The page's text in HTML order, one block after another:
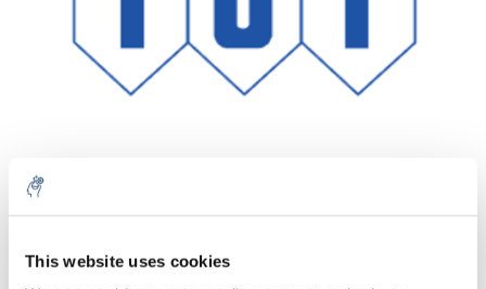
This website uses cookies